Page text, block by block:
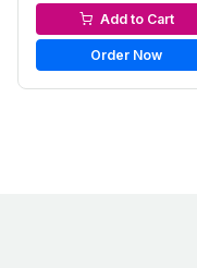
Men’s Face Wash
Add to Cart
Order Now